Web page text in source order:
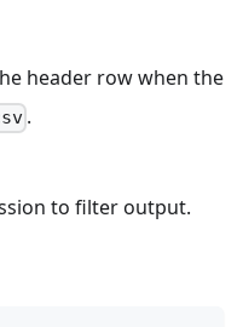
header row when the
.
to filter output.